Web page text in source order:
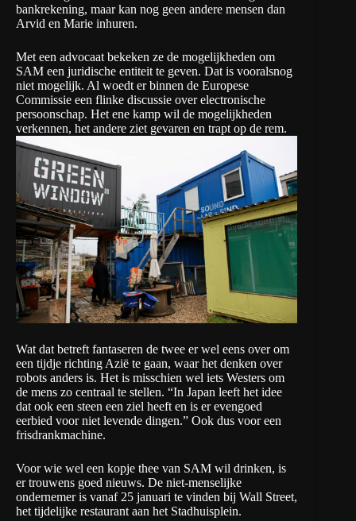
bankrekening, maar kan nog geen andere mensen dan
Arvid en Marie inhuren.
Met een advocaat bekeken ze de mogelijkheden om
SAM een juridische entiteit te geven. Dat is vooralsnog
niet mogelijk. Al woedt er binnen de Europese
Commissie een flinke discussie over electronische
persoonschap. Het ene kamp wil de mogelijkheden
verkennen, het andere ziet gevaren en trapt op de rem.
Wat dat betreft fantaseren de twee er wel eens over om
een tijdje richting Azië te gaan, waar het denken over
robots anders is. Het is misschien wel iets Westers om
de mens zo centraal te stellen. “In Japan leeft het idee
dat ook een steen een ziel heeft en is er evengoed
eerbied voor niet levende dingen.” Ook dus voor een
frisdrankmachine.
Voor wie wel een kopje thee van SAM wil drinken, is
er trouwens goed nieuws. De niet-menselijke
ondernemer is vanaf 25 januari te vinden bij Wall Street,
het tijdelijke restaurant aan het Stadhuisplein.